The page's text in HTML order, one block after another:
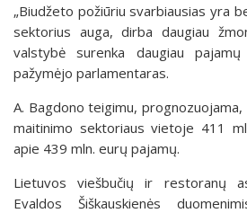
„Biudžeto požiūriu svarbiausias yra
sektorius auga, dirba daugiau
valstybė surenka daugiau
pažymėjo parlamentaras.
A. Bagdono teigimu,
maitinimo sektoriaus vietoje 411
apie 439 mln. eurų pajamų.
Lietuvos viešbučių ir restoranų
Evaldos Šiškauskienės